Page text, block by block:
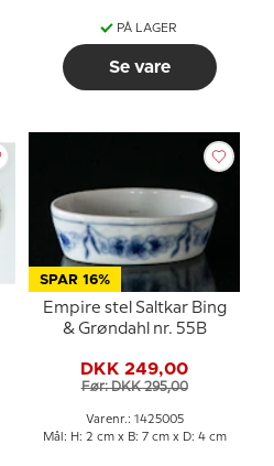
PÅ LAGER
Se vare
SPAR 16%
Empire stel Saltkar Bing
& Grøndahl nr. 55B
DKK 249,00
Før: DKK 295,00
Varenr.: 1425005
Mål: H: 2 cm x B: 7 cm x D: 4 cm